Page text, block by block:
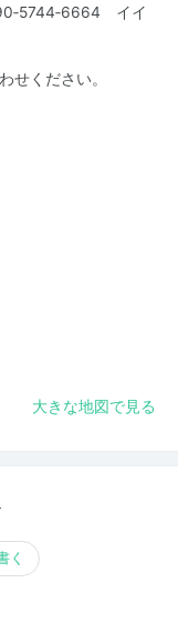
イイ
せください。
大きな地図で見る
く